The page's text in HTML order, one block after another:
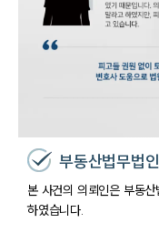
부동산법무법
본 사건의 의뢰인은 부동
하였습니다.